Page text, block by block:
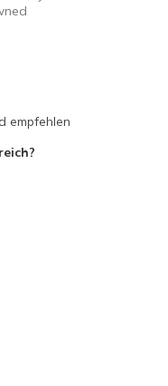
genau
empfehlen